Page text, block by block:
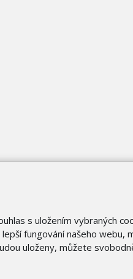
s uložením vybraných
fungování našeho webu,
uloženy, můžete